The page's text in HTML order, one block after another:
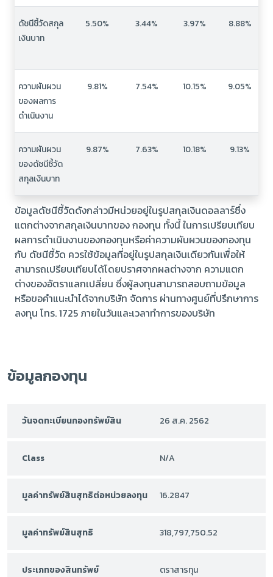
ดัชนีชี้วัดสกุล
เงินบาท
5.50% 3.44% 3.97% 8.88%
ความผันผวน
ของผลการ
ดำเนินงาน
9.81% 7.54% 10.15% 9.05%
ความผันผวน
ของดัชนีชี้วัด
สกุลเงินบาท
9.87% 7.63% 10.18% 9.13%
ข้อมูลดัชนีชี้วัดดังกล่าวมีหน่วยอยู่ในรูปสกุลเงินดอลลาร์ซึ่ง
แตกต่างจากสกุลเงินบาทของ กองทุน ทั้งนี้ ในการเปรียบเทียบ
ผลการดำเนินงานของกองทุนหรือค่าความผันผวนของกองทุน
กับ ดัชนีชี้วัด ควรใช้ข้อมูลที่อยู่ในรูปสกุลเงินเดียวกันเพื่อให้
สามารถเปรียบเทียบได้โดยปราศจากผลต่างจาก ความแตก
ต่างของอัตราแลกเปลี่ยน ซึ่งผู้ลงทุนสามารถสอบถามข้อมูล
หรือขอคำแนะนำได้จากบริษัท จัดการ ผ่านทางศูนย์ที่ปรึกษาการ
ลงทุน โทร. 1725 ภายในวันและเวลาทำการของบริษัท
ข้อมูลกองทุน
วันจดทะเบียนกองทรัพย์สิน 26 ส.ค. 2562
Class N/A
มูลค่าทรัพย์สินสุทธิต่อหน่วยลงทุน 16.2847
มูลค่าทรัพย์สินสุทธิ 318,797,750.52
ประเภทของสินทรัพย์ ตราสารทุน